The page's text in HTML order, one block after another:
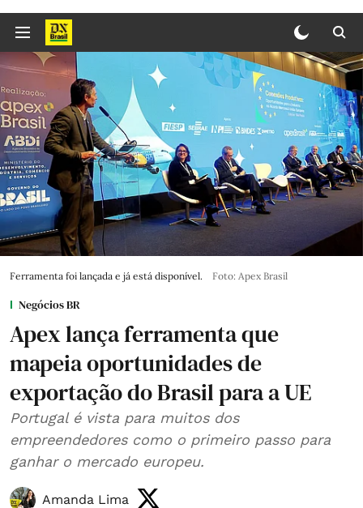
Ferramenta foi lançada e já está disponível. Foto: Apex Brasil
Negócios BR
Apex lança ferramenta que
mapeia oportunidades de
exportação do Brasil para a UE
Portugal é vista para muitos dos
empreendedores como o primeiro passo para
ganhar o mercado europeu.
Amanda Lima